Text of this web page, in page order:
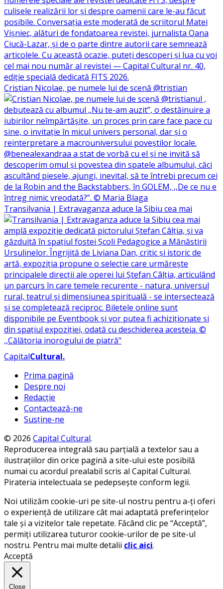
Cristian Nicolae, pe numele lui de scenă @tristian
Transilvania | Extravaganza aduce la Sibiu cea mai
CapitalCultural.
Prima pagină
Despre noi
Redacție
Contactează-ne
Susține-ne
© 2026 Capital Cultural.
Reproducerea integrală sau parțială a textelor sau a
ilustrațiilor din orice pagină a site-ului este posibilă
numai cu acordul prealabil scris al Capital Cultural.
Pirateria intelectuala se pedepsește conform legii.
Noi utilizăm cookie-uri pe site-ul nostru pentru a-ți oferi
o experiență de utilizare cât mai adaptată preferințelor
tale și a vizitelor tale repetate. Făcând clic pe “Acceptă”,
permiți utilizarea tuturor cookie-urilor de pe site-ul
nostru. Pentru mai multe detalii clic aici.
Acceptă
Close